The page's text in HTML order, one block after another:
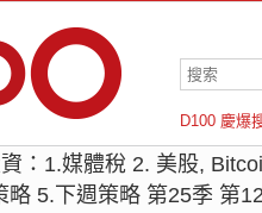
D100 慶爆
羅倫斯
：1.媒體稅 2. 美股,
略 5.下週策略 第25季 第